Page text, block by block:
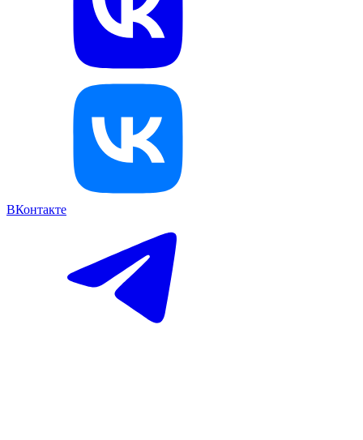
ВКонтакте